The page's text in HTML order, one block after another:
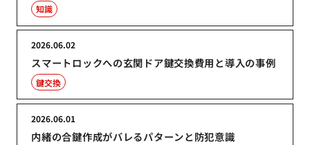
知識
スマートロックへの玄関ドア鍵交換費用と導入の事例
2026.06.02
鍵交換
内緒の合鍵作成がバレるパターンと防犯意識
2026.06.01